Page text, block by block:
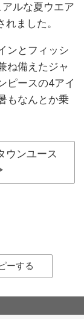
ルな夏ウエア
ました。
ンとフィッシ
ね備えたジャ
ピースの4アイ
もなんとか乗
ウンユース
ーする